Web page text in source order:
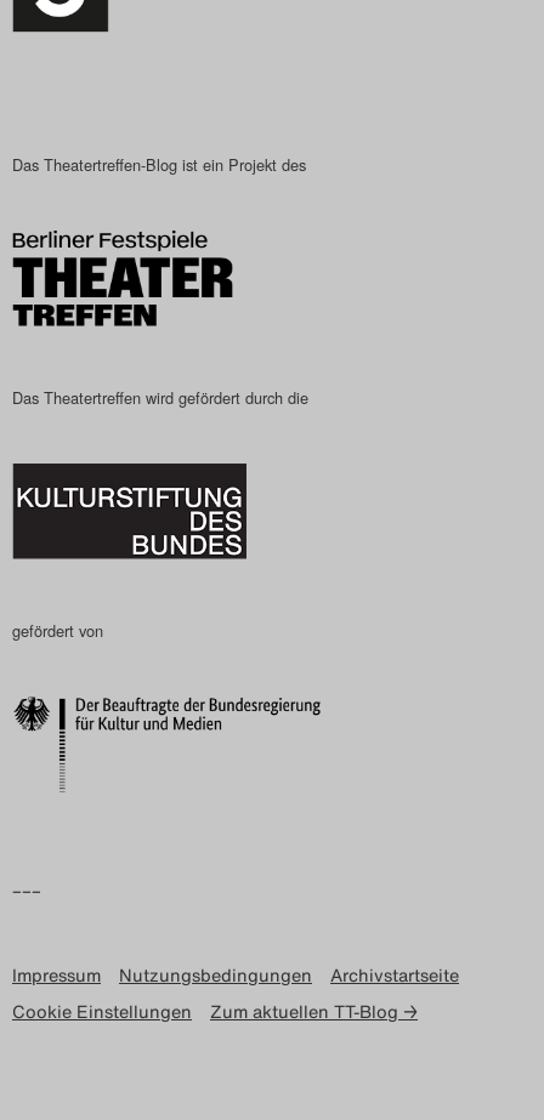
Das Theatertreffen-Blog ist ein Projekt des
Das Theatertreffen wird gefördert durch die
gefördert von
–––
Impressum Nutzungsbedingungen
Archivstartseite
Cookie Einstellungen
Zum aktuellen TT-Blog →